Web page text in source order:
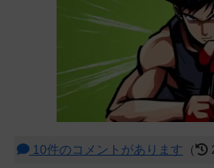
10件のコメントがあります （